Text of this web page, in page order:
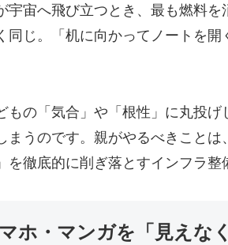
宇宙へ飛び立つとき、最も燃料
同じ。「机に向かってノートを
もの「気合」や「根性」に丸投
まうのです。親がやるべきこと
を徹底的に削ぎ落とすインフラ整
ホ・マンガを「見えな